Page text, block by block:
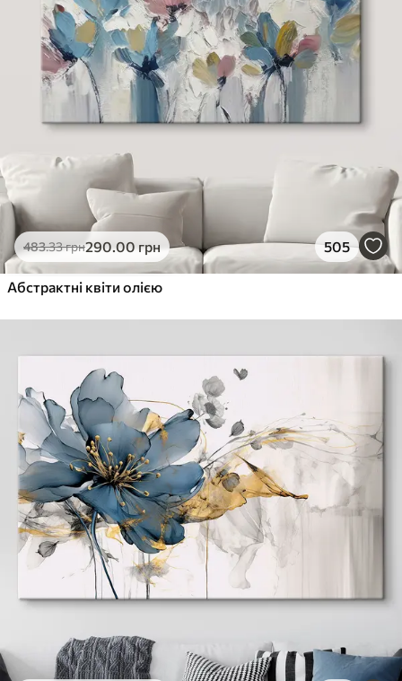
483.33грн290.00грн 505
Абстрактні квіти олією